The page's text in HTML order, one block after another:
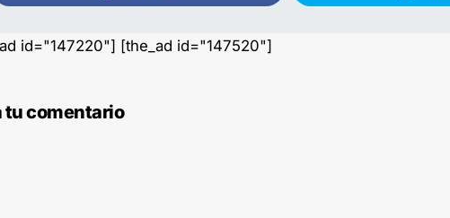
id="147220"] [the_ad id="147520"]
tu comentario